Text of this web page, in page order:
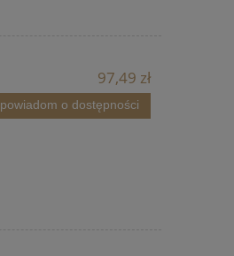
97,49 zł
powiadom o dostępności